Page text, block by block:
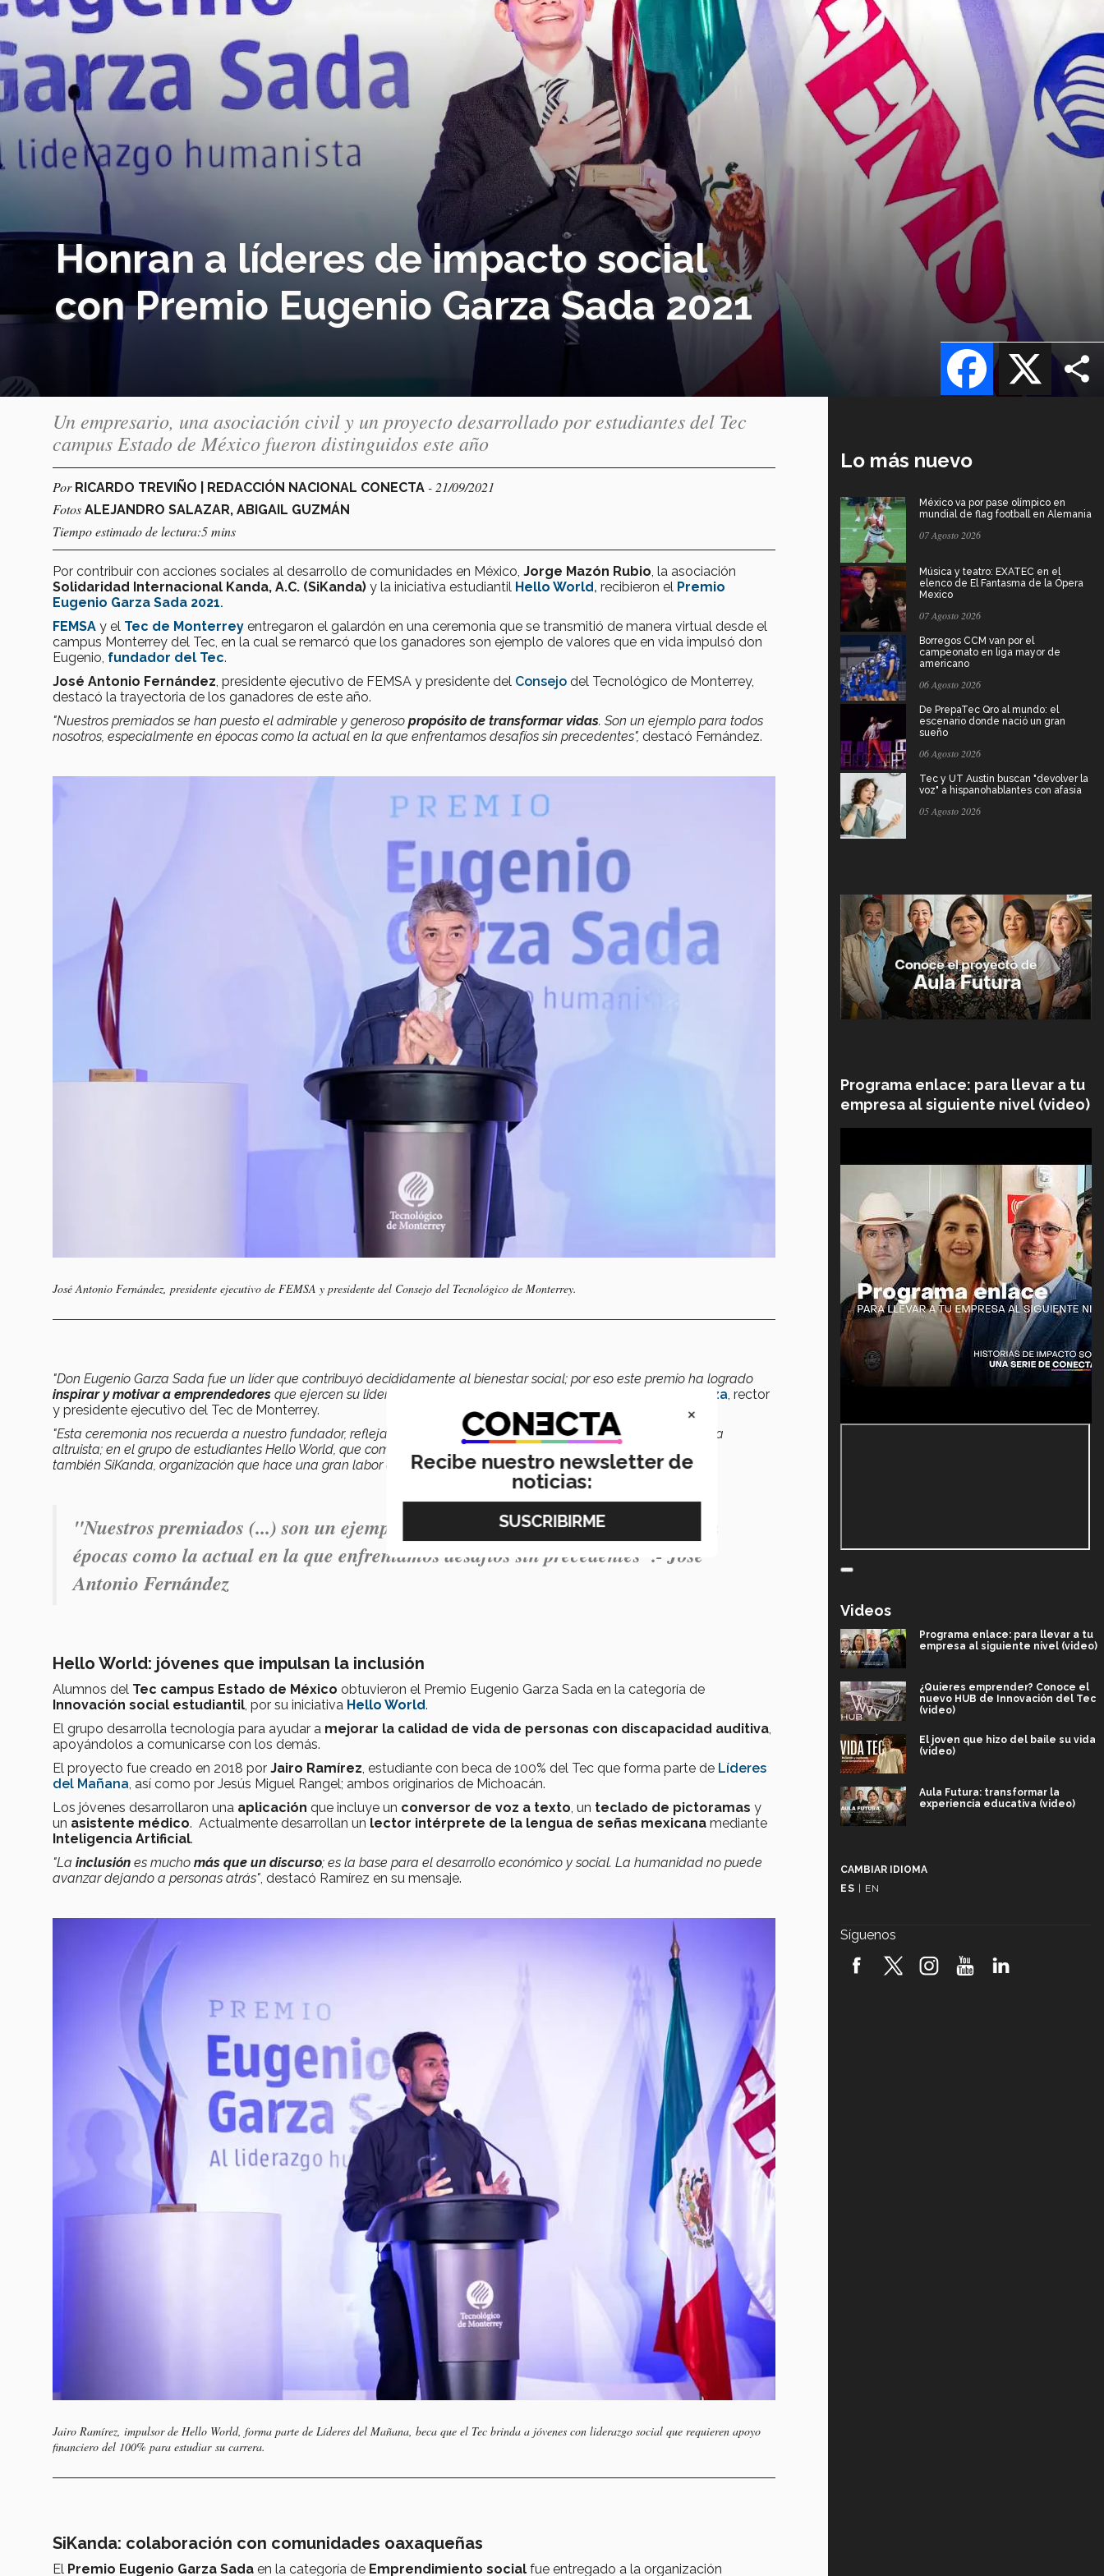
Honran a líderes de impacto social
con Premio Eugenio Garza Sada 2021
X
Facebook
Un empresario, una asociación civil y un proyecto desarrollado por estudiantes del Tec
campus Estado de México fueron distinguidos este año
Por RICARDO TREVIÑO | REDACCIÓN NACIONAL CONECTA - 21/09/2021
Fotos ALEJANDRO SALAZAR, ABIGAIL GUZMÁN
Tiempo estimado de lectura:5 mins
Por contribuir con acciones sociales al desarrollo de comunidades en México, Jorge Mazón Rubio , la asociación
Solidaridad Internacional Kanda, A.C. (SiKanda) y la iniciativa estudiantil Hello World, recibieron el Premio
Eugenio Garza Sada 2021.
FEMSA y el Tec de Monterrey entregaron el galardón en una ceremonia que se transmitió de manera virtual desde el
campus Monterrey del Tec, en la cual se remarcó que los ganadores son ejemplo de valores que en vida impulsó don
Eugenio, fundador del Tec.
José Antonio Fernández , presidente ejecutivo de FEMSA y presidente del Consejo del Tecnológico de Monterrey,
destacó la trayectoria de los ganadores de este año.
"Nuestros premiados se han puesto el admirable y generoso propósito de transformar vidas. Son un ejemplo para todos
nosotros, especialmente en épocas como la actual en la que enfrentamos desafíos sin precedentes", destacó Fernández.
José Antonio Fernández, presidente ejecutivo de FEMSA y presidente del Consejo del Tecnológico de Monterrey.
"Don Eugenio Garza Sada fue un líder que contribuyó decididamente al bienestar social; por eso este premio ha logrado
inspirar y motivar a emprendedores que ejercen su liderazgo con la misma filosofía que él", David Garza, rector
y presidente ejecutivo del Tec de Monterrey.
"Esta ceremonia nos recuerda a nuestro fundador, reflejado, por un lado, en Jorge Mazón, con una gran trayectoria
altruista; en el grupo de estudiantes Hello World, que como Líderes del Mañana, nos inspiran a ese mérito; y
también SiKanda, organización que hace una gran labor en Oaxaca",añadió Garza.
"Nuestros premiados (...) son un ejemplo para todos nosotros, especialmente en
épocas como la actual en la que enfrentamos desafíos sin precedentes".- José
Antonio Fernández
Hello World: jóvenes que impulsan la inclusión
Alumnos del Tec campus Estado de México obtuvieron el Premio Eugenio Garza Sada en la categoría de
Innovación social estudiantil, por su iniciativa Hello World.
El grupo desarrolla tecnología para ayudar a mejorar la calidad de vida de personas con discapacidad auditiva,
apoyándolos a comunicarse con los demás.
El proyecto fue creado en 2018 por Jairo Ramírez, estudiante con beca de 100% del Tec que forma parte de Líderes
del Mañana, así como por Jesús Miguel Rangel; ambos originarios de Michoacán.
Los jóvenes desarrollaron una aplicación que incluye un conversor de voz a texto, un teclado de pictoramas y
un asistente médico. Actualmente desarrollan un lector intérprete de la lengua de señas mexicana mediante
Inteligencia Artificial.
"La inclusión es mucho más que un discurso; es la base para el desarrollo económico y social. La humanidad no puede
avanzar dejando a personas atrás", destacó Ramírez en su mensaje.
Jairo Ramírez, impulsor de Hello World, forma parte de Líderes del Mañana, beca que el Tec brinda a jóvenes con liderazgo social que requieren apoyo
financiero del 100% para estudiar su carrera.
SiKanda: colaboración con comunidades oaxaqueñas
El Premio Eugenio Garza Sada en la categoría de Emprendimiento social fue entregado a la organización
Lo más nuevo
México va por pase olímpico en
mundial de flag football en Alemania
07 Agosto 2026
Música y teatro: EXATEC en el
elenco de El Fantasma de la Ópera
Mexico
07 Agosto 2026
Borregos CCM van por el
campeonato en liga mayor de
americano
06 Agosto 2026
De PrepaTec Qro al mundo: el
escenario donde nació un gran
sueño
06 Agosto 2026
Tec y UT Austin buscan "devolver la
voz" a hispanohablantes con afasia
05 Agosto 2026
Programa enlace: para llevar a tu
empresa al siguiente nivel (video)
Videos
Programa enlace: para llevar a tu
empresa al siguiente nivel (video)
¿Quieres emprender? Conoce el
nuevo HUB de Innovación del Tec
(video)
El joven que hizo del baile su vida
(video)
Aula Futura: transformar la
experiencia educativa (video)
robótica FIRST 2026! (video)
CAMBIAR IDIOMA
ES | EN
Síguenos
×
Recibe nuestro newsletter de
noticias: